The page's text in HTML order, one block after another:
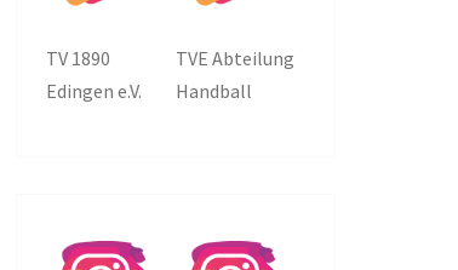
TV 1890
Edingen e.V.
TVE Abteilung
Handball